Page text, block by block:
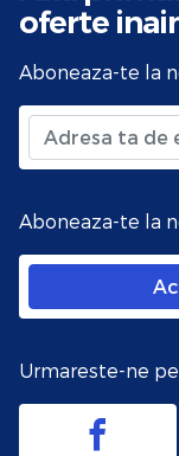
oferte
Aboneaza-te la
Aboneaza-te la
Urmareste-ne